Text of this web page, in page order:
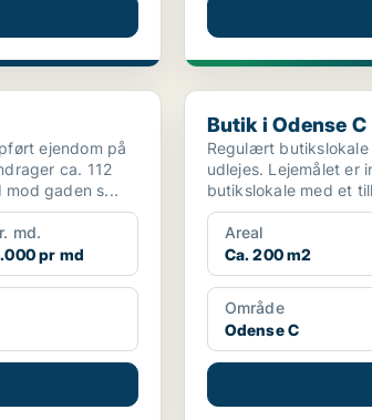
ejendom på
mod gaden s...
md.
pr md
Butik i Odense C
Butik i Odense C
Regulært butikslokale
udlejes. Lejemålet er indrettet som et regulært
butikslokale med et
det ve...
Areal
Ca. 200 m2
Område
Odense C